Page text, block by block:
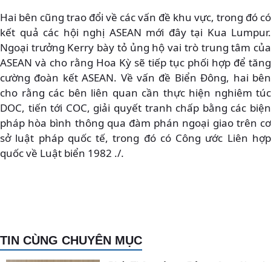
Hai bên cũng trao đổi về các vấn đề khu vực, trong đó có
kết quả các hội nghị ASEAN mới đây tại Kua Lumpur.
Ngoại trưởng Kerry bày tỏ ủng hộ vai trò trung tâm của
ASEAN và cho rằng Hoa Kỳ sẽ tiếp tục phối hợp để tăng
cường đoàn kết ASEAN. Về vấn đề Biển Đông, hai bên
cho rằng các bên liên quan cần thực hiện nghiêm túc
DOC, tiến tới COC, giải quyết tranh chấp bằng các biện
pháp hòa bình thông qua đàm phán ngoại giao trên cơ
sở luật pháp quốc tế, trong đó có Công ước Liên hợp
quốc về Luật biển 1982 ./.
TIN CÙNG CHUYÊN MỤC